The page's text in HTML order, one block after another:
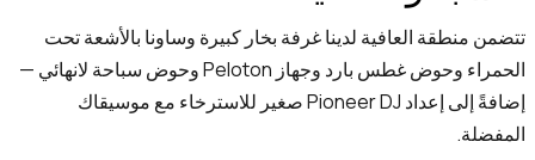
تتضمن منطقة العافية لدينا غرفة بخار كبيرة وساونا بالأشعة تحت
الحمراء وحوض غطس بارد وجهاز Peloton وحوض سباحة لانهائي —
إضافةً إلى إعداد Pioneer DJ صغير للاسترخاء مع موسيقاك
المفضلة.